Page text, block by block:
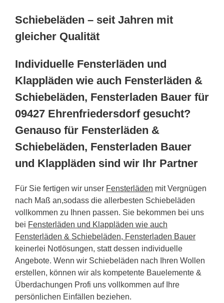
Schiebeläden – seit Jahren mit
gleicher Qualität
Individuelle Fensterläden und
Klappläden wie auch Fensterläden &
Schiebeläden, Fensterladen Bauer für
09427 Ehrenfriedersdorf gesucht?
Genauso für Fensterläden &
Schiebeläden, Fensterladen Bauer
und Klappläden sind wir Ihr Partner
Für Sie fertigen wir unser Fensterläden mit Vergnügen
nach Maß an,sodass die allerbesten Schiebeläden
vollkommen zu Ihnen passen. Sie bekommen bei uns
bei Fensterläden und Klappläden wie auch
Fensterläden & Schiebeläden, Fensterladen Bauer
keinerlei Notlösungen, statt dessen individuelle
Angebote. Wenn wir Schiebeläden nach Ihren Wollen
erstellen, können wir als kompetente Bauelemente &
Überdachungen Profi uns vollkommen auf Ihre
persönlichen Einfällen beziehen.